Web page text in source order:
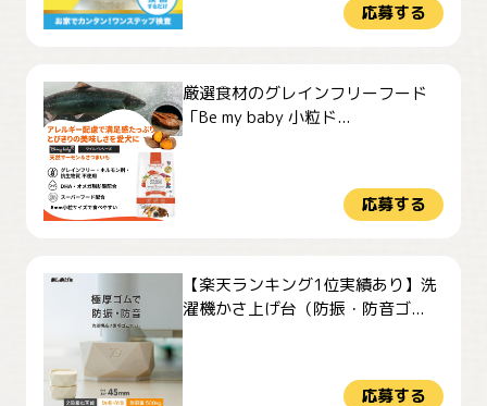
応募する
厳選食材のグレインフリーフード
「Be my baby 小粒ド...
応募する
【楽天ランキング1位実績あり】洗
濯機かさ上げ台（防振・防音ゴ...
応募する